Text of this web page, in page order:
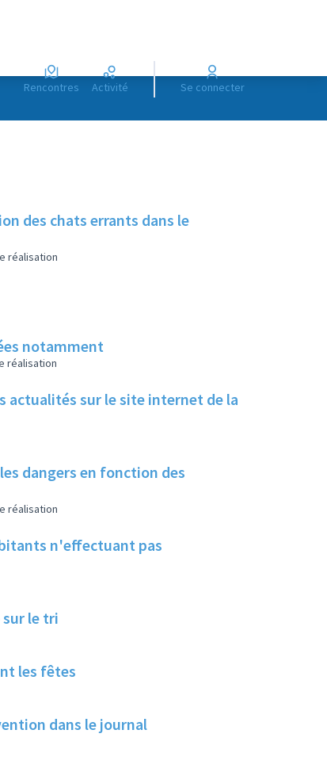
Rencontres Activité Se connecter
des chats errants dans le
réalisation
notamment
réalisation
actualités sur le site internet de la
dangers en fonction des
réalisation
n'effectuant pas
le tri
les fêtes
dans le journal